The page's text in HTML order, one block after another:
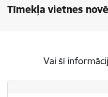
Tīmekļa vietnes
Vai šī
Vai šī informācija bija